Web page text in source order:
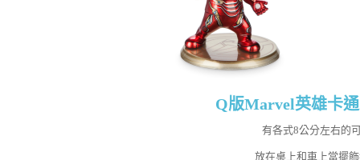
Q版Marvel英雄卡
有各式8公分左右的
放在桌上和車上當擺